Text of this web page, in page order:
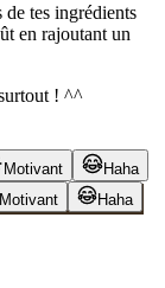
tes ingrédients
en rajoutant un
! ^^
Motivant
Haha
Motivant
Haha